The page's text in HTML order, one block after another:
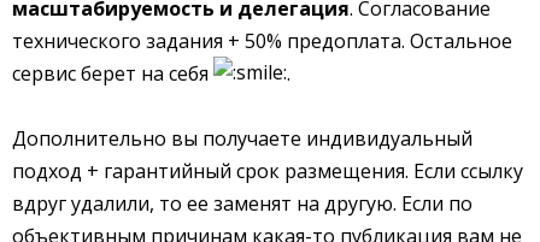
масштабируемость и делегация. Согласование
технического задания + 50% предоплата. Остальное
сервис берет на себя
.
Дополнительно вы получаете индивидуальный
подход + гарантийный срок размещения. Если ссылку
вдруг удалили, то ее заменят на другую. Если по
объективным причинам какая-то публикация вам не